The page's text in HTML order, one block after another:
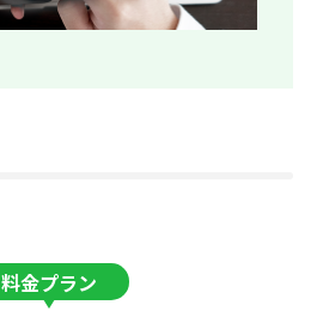
料金プラン